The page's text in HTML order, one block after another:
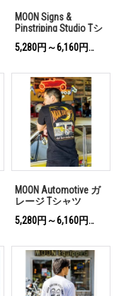
MOON Signs &
Pinstriping Studio Tシ
ャツ
5,280円～6,160円
(税込)
MOON Automotive ガ
レージ Tシャツ
5,280円～6,160円
(税込)